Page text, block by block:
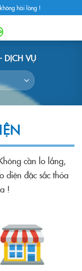
hài lòng !
DỊCH VỤ
cần lo lắng,
diện đặc sắc thỏa
!